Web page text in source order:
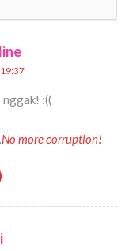
:((
No more corruption!